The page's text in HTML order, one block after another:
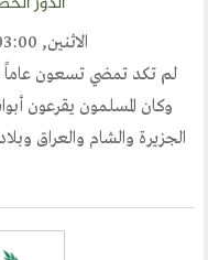
الاثنين, December 9, 2013 - 03:00
لم تكد تمضي تسعون عاماً
وكان المسلمون يقرعون
الجزيرة والشام والعراق